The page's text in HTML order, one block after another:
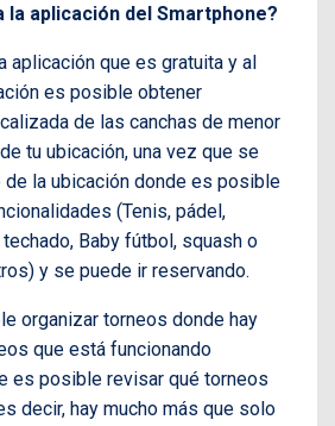
la aplicación del Smartphone?
aplicación que es gratuita y al
es posible obtener
de las canchas de menor
tu ubicación, una vez que se
la ubicación donde es posible
(Tenis, pádel,
Baby fútbol, squash o
y se puede ir reservando.
organizar torneos donde hay
que está funcionando
es posible revisar qué torneos
decir, hay mucho más que solo